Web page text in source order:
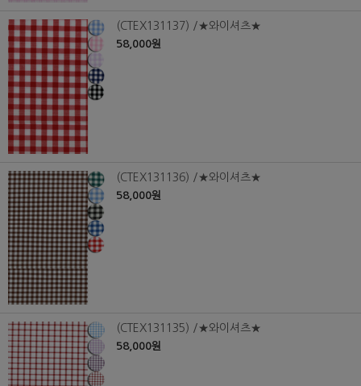
(CTEX131137) /★와이셔츠★
58,000원
(CTEX131136) /★와이셔츠★
58,000원
(CTEX131135) /★와이셔츠★
58,000원